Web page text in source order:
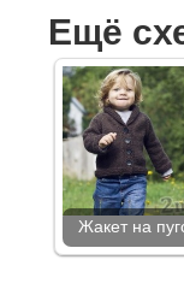
Ещё
Жакет на